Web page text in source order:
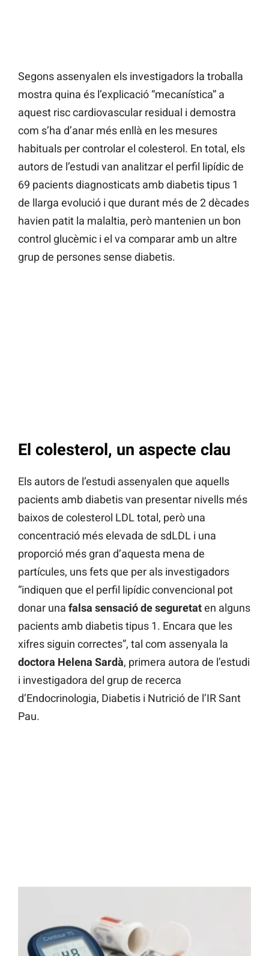
Segons assenyalen els investigadors la troballa
mostra quina és l’explicació “mecanística” a
aquest risc cardiovascular residual i demostra
com s’ha d’anar més enllà en les mesures
habituals per controlar el colesterol. En total, els
autors de l’estudi van analitzar el perfil lipídic de
69 pacients diagnosticats amb diabetis tipus 1
de llarga evolució i que durant més de 2 dècades
havien patit la malaltia, però mantenien un bon
control glucèmic i el va comparar amb un altre
grup de persones sense diabetis.
El colesterol, un aspecte clau
Els autors de l’estudi assenyalen que aquells
pacients amb diabetis van presentar nivells més
baixos de colesterol LDL total, però una
concentració més elevada de sdLDL i una
proporció més gran d’aquesta mena de
partícules, uns fets que per als investigadors
“indiquen que el perfil lipídic convencional pot
donar una falsa sensació de seguretaten alguns
pacients amb diabetis tipus 1. Encara que les
xifres siguin correctes”, tal com assenyala la
doctora Helena Sardà, primera autora de l’estudi
i investigadora del grup de recerca
d’Endocrinologia, Diabetis i Nutrició de l’IR Sant
Pau.